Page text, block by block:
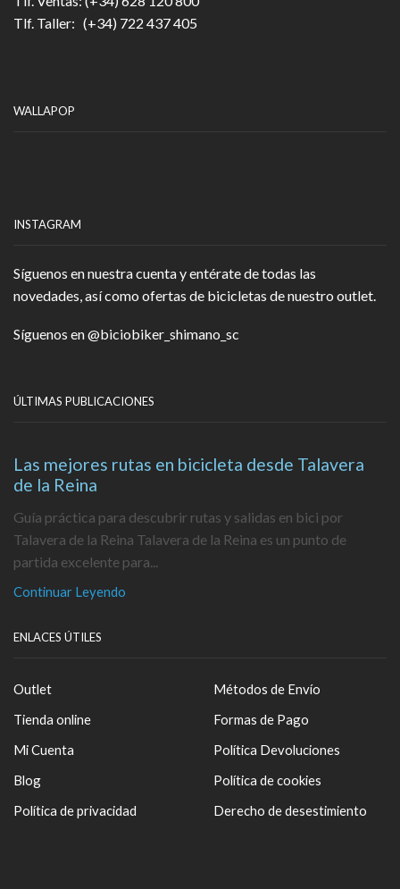
Tlf. Taller: (+34) 722 437 405
WALLAPOP
INSTAGRAM
Síguenos en nuestra cuenta y entérate de todas las
novedades, así como ofertas de bicicletas de nuestro outlet.
Síguenos en@biciobiker_shimano_sc
ÚLTIMAS PUBLICACIONES
Las mejores rutas en bicicleta desde Talavera
de la Reina
Guía práctica para descubrir rutas y salidas en bici por
Talavera de la Reina Talavera de la Reina es un punto de
partida excelente para...
Continuar Leyendo
ENLACES ÚTILES
Outlet
Tienda online
Mi Cuenta
Blog
Política de privacidad
Métodos de Envío
Formas de Pago
Política Devoluciones
Política de cookies
Derecho de desestimiento